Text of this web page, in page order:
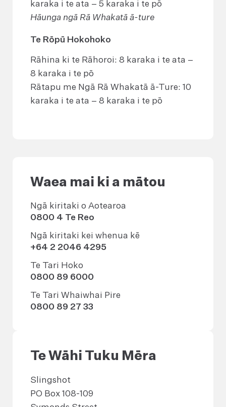
karaka i te ata – 5 karaka i te pō
Hāunga ngā Rā Whakatā ā-ture
Te Rōpū Hokohoko
Rāhina ki te Rāhoroi: 8 karaka i te ata –
8 karaka i te pō
Rātapu me Ngā Rā Whakatā ā-Ture: 10
karaka i te ata – 8 karaka i te pō
Waea mai ki a mātou
Ngā kiritaki o Aotearoa
0800 4 Te Reo
Ngā kiritaki kei whenua kē
+64 2 2046 4295
Te Tari Hoko
0800 89 6000
Te Tari Whaiwhai Pire
0800 89 27 33
Te Wāhi Tuku Mēra
Slingshot
PO Box 108-109